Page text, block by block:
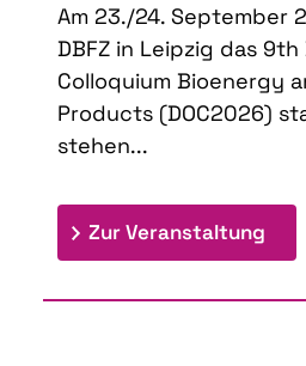
Am 23./24. September
DBFZ in Leipzig das
Colloquium Bioenergy
Products (DOC2026)
stehen...
Zur Veranstaltung